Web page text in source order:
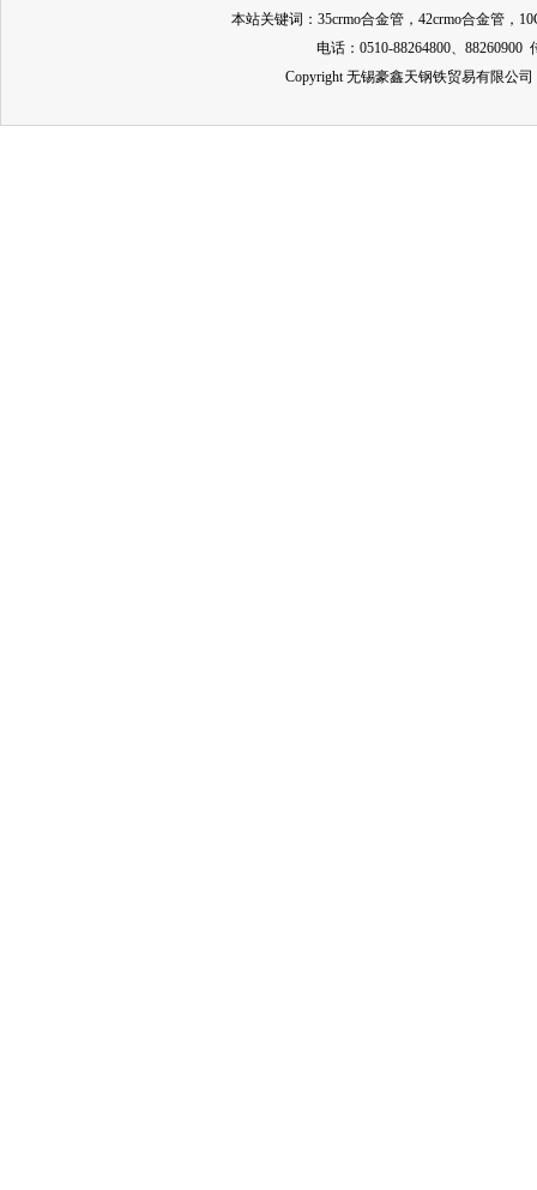
本站关键词： 35crmo合金管 ， 42crmo合金管 ，
电话：0510-88264800、88260900
Copyright 无锡豪鑫天钢铁贸易有限公